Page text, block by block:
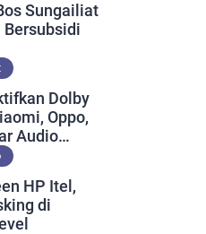
Sungailiat
Bersubsidi
Dolby
Oppo,
Audio
HP Itel,
di